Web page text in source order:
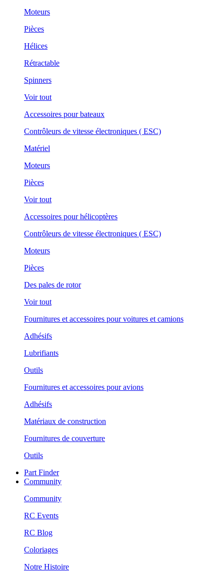
Moteurs
Pièces
Hélices
Rétractable
Spinners
Voir tout
Accessoires pour bateaux
Contrôleurs de vitesse électroniques ( ESC)
Matériel
Moteurs
Pièces
Voir tout
Accessoires pour hélicoptères
Contrôleurs de vitesse électroniques ( ESC)
Moteurs
Pièces
Des pales de rotor
Voir tout
Fournitures et accessoires pour voitures et camions
Adhésifs
Lubrifiants
Outils
Fournitures et accessoires pour avions
Adhésifs
Matériaux de construction
Fournitures de couverture
Outils
Part Finder
Community
Community
RC Events
RC Blog
Coloriages
Notre Histoire